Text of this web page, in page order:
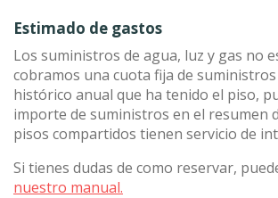
Estimado de gastos
Los suministros de agua, luz y gas no
cobramos una cuota fija de
histórico anual que ha tenido el piso,
importe de suministros en el resumen
pisos compartidos tienen servicio de
Si tienes dudas de como reservar,
nuestro manual.